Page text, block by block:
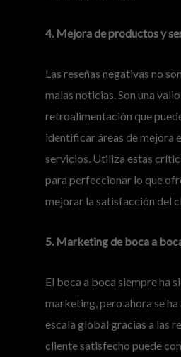
4. Mejora de productos y
Las reseñas negativas no
malas noticias. Son una
retroalimentación que
identificar áreas de mejora
servicios. Utiliza estas
para perfeccionar lo que
mejorar la satisfacción del
5. Marketing de boca a
El boca a boca siempre ha
marketing, pero ahora se
escala global gracias a las
cliente satisfecho puede